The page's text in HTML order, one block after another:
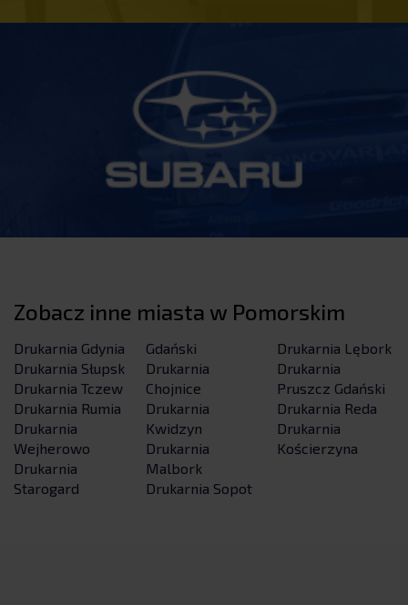
Zobacz inne miasta w Pomorskim
Drukarnia Gdynia
Drukarnia Słupsk
Drukarnia Tczew
Drukarnia Rumia
Drukarnia
Wejherowo
Drukarnia
Starogard
Gdański
Drukarnia
Chojnice
Drukarnia
Kwidzyn
Drukarnia
Malbork
Drukarnia Sopot
Drukarnia Lębork
Drukarnia
Pruszcz Gdański
Drukarnia Reda
Drukarnia
Kościerzyna